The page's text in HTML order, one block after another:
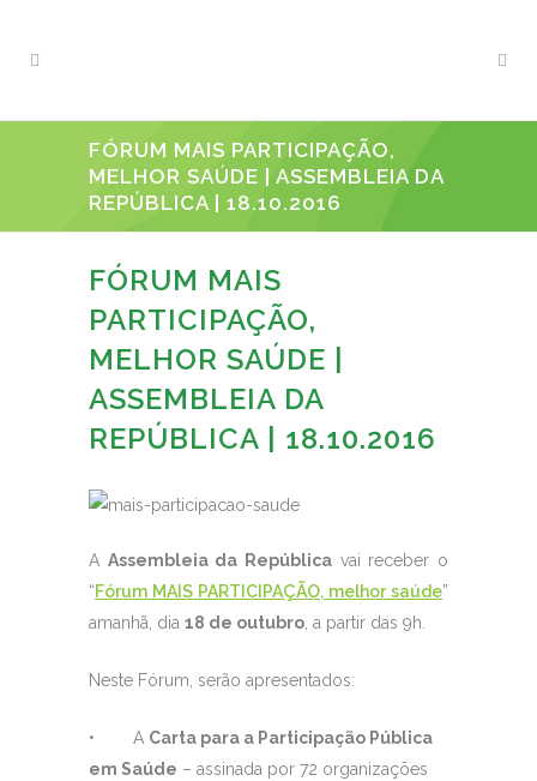
FÓRUM MAIS PARTICIPAÇÃO,
MELHOR SAÚDE | ASSEMBLEIA DA
REPÚBLICA | 18.10.2016
FÓRUM MAIS
PARTICIPAÇÃO,
MELHOR SAÚDE |
ASSEMBLEIA DA
REPÚBLICA | 18.10.2016
A Assembleia da República vai receber o
“Fórum MAIS PARTICIPAÇÃO, melhor saúde”
amanhã, dia 18 de outubro , a partir das 9h.
Neste Fórum, serão apresentados:
• A Carta para a Participação Pública
em Saúde – assinada por 72 organizações